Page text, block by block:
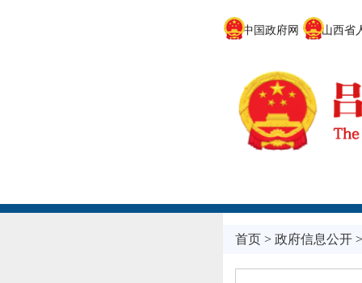
中国政府网 山西省人
首页> 政府信息公开